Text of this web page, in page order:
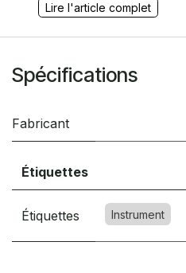
Lire l'article complet
Spécifications
Fabricant
Étiquettes
Étiquettes Instrument